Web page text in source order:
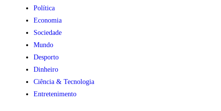
Política
Economia
Sociedade
Mundo
Desporto
Dinheiro
Ciência & Tecnologia
Entretenimento